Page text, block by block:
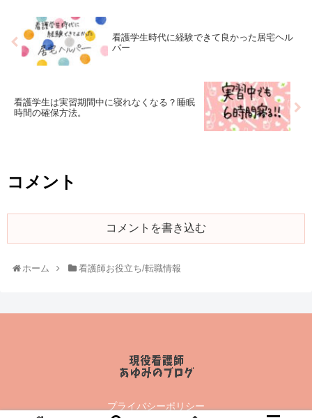
看護学生時代に経験できて良かった居宅ヘル
パー
看護学生は実習期間中に寝れなくなる？睡眠
時間の確保方法。
コメント
コメントを書き込む
ホーム 看護師お役立ち/転職情報
プライバシーポリシー